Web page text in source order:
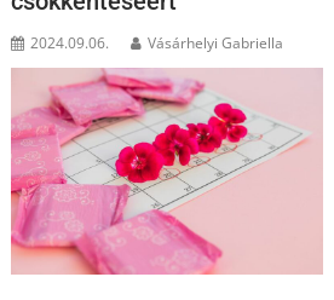
2024.09.06. Vásárhelyi Gabriella